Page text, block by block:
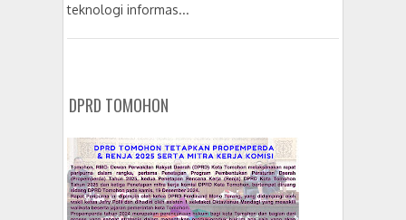
teknologi informas...
DPRD TOMOHON